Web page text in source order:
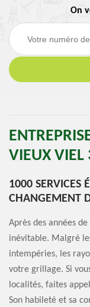
On
VIEUX VIEL
1000 SERVICES
CHANGEMENT
Après des années
inévitable. Malgré
intempéries, les
votre grillage. Si
localités, faites
Son habileté et sa